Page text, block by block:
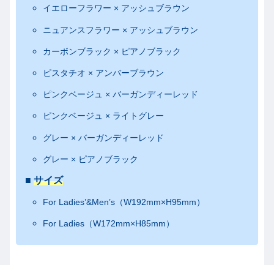
イエローフラワー × アッシュブラウン
ニュアンスフラワー × アッシュブラウン
カーボンブラック × ピアノブラック
ピスタチオ × アンバーブラウン
ピンクベージュ × バーガンディーレッド
ピンクベージュ × ライトグレー
グレー × バーガンディーレッド
グレー × ピアノブラック
■ サイズ
For Ladies’&Men’s（W192mm×H95mm）
For Ladies（W172mm×H85mm）